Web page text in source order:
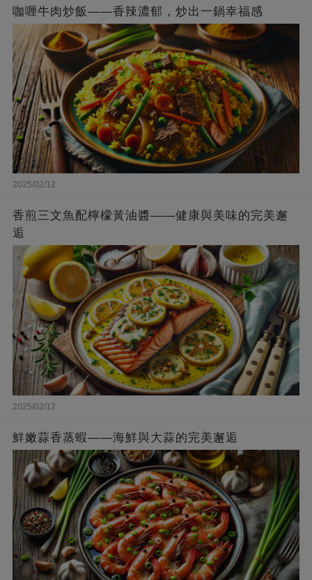
咖喱牛肉炒飯——香辣濃郁，炒出一鍋幸福感
2025/02/12
香煎三文魚配檸檬黃油醬——健康與美味的完美邂
逅
2025/02/12
鮮嫩蒜香蒸蝦——海鮮與大蒜的完美邂逅